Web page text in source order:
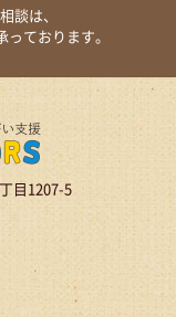
談は、
ております。
目1207-5